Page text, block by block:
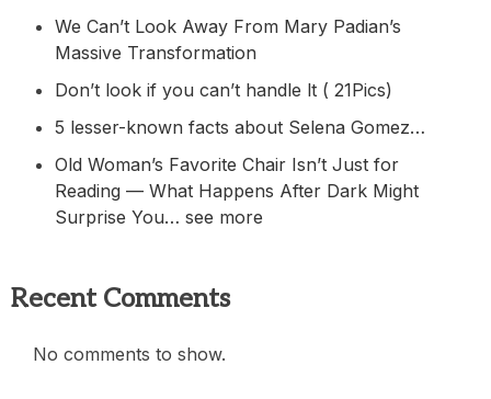
We Can’t Look Away From Mary Padian’s
Massive Transformation
Don’t look if you can’t handle lt ( 21Pics)
5 lesser-known facts about Selena Gomez…
Old Woman’s Favorite Chair Isn’t Just for
Reading — What Happens After Dark Might
Surprise You… see more
Recent Comments
No comments to show.